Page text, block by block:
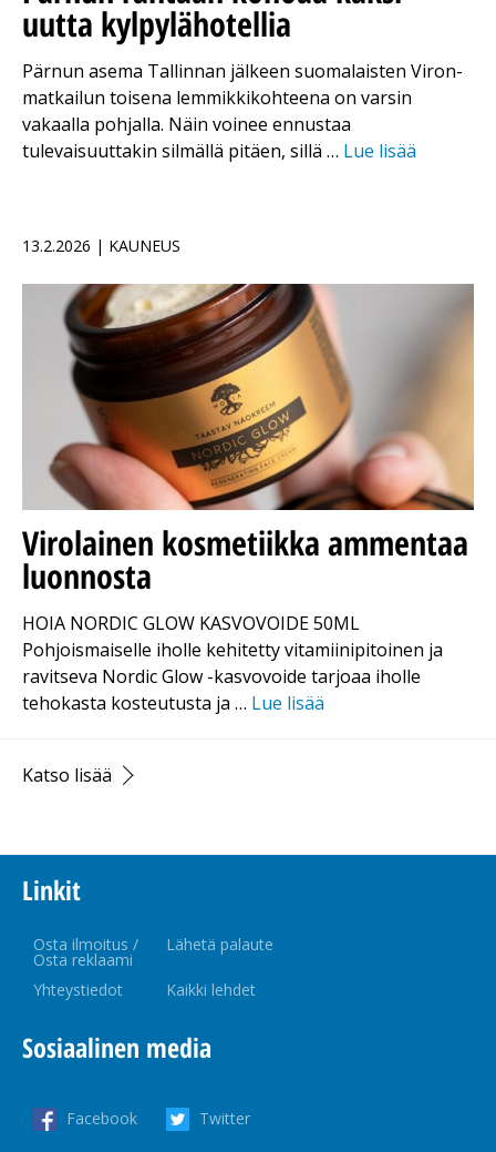
uutta kylpylähotellia
Pärnun asema Tallinnan jälkeen suomalaisten Viron-
matkailun toisena lemmikkikohteena on varsin
vakaalla pohjalla. Näin voinee ennustaa
tulevaisuuttakin silmällä pitäen, sillä … Lue lisää
13.2.2026 | KAUNEUS
Virolainen kosmetiikka ammentaa
luonnosta
HOIA NORDIC GLOW KASVOVOIDE 50ML
Pohjoismaiselle iholle kehitetty vitamiinipitoinen ja
ravitseva Nordic Glow -kasvovoide tarjoaa iholle
tehokasta kosteutusta ja … Lue lisää
Katso lisää
Linkit
Osta ilmoitus /
Osta reklaami
Lähetä palaute
Yhteystiedot Kaikki lehdet
Sosiaalinen media
Facebook Twitter